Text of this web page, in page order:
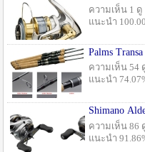
ความเห็น 1 ดู
แนะนำ
Palms
ความเห็น 54
แนะนำ
Shimano
ความเห็น 86
แนะนำ